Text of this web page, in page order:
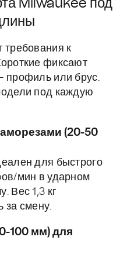
Milwaukee под
требования к
фиксают
профиль или брус.
под каждую
(20-50
для быстрого
мин в ударном
Вес 1,3 кг
за смену.
100 мм) для